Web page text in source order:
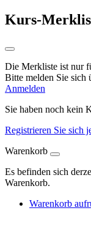
Kurs-
Die Merkliste ist nur
Bitte melden Sie sich
Anmelden
Sie haben noch kein
Registrieren Sie sich
Warenkorb
Es befinden sich
Warenkorb.
Warenkorb